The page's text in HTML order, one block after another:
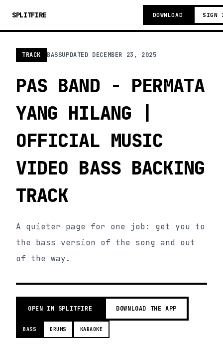
SPLITFIRE DOWNLOAD SIGN
TRACK BASSUPDATED DECEMBER 23, 2025
PAS BAND - PERMATA
YANG HILANG |
OFFICIAL MUSIC
VIDEO BASS BACKING
TRACK
A quieter page for one job: get you to
the bass version of the song and out
of the way.
OPEN IN SPLITFIRE DOWNLOAD THE APP
BASS DRUMS KARAOKE